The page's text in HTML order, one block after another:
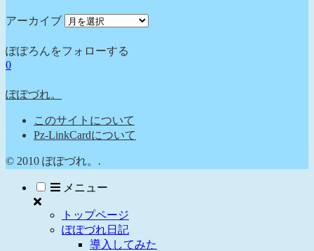
アーカイブ
ぽぽろんをフォローする
0
ぽぽづれ。
このサイトについて
Pz-LinkCardについて
© 2010 ぽぽづれ。.
メニュー
トップページ
ぽぽづれ日記
導入してみた